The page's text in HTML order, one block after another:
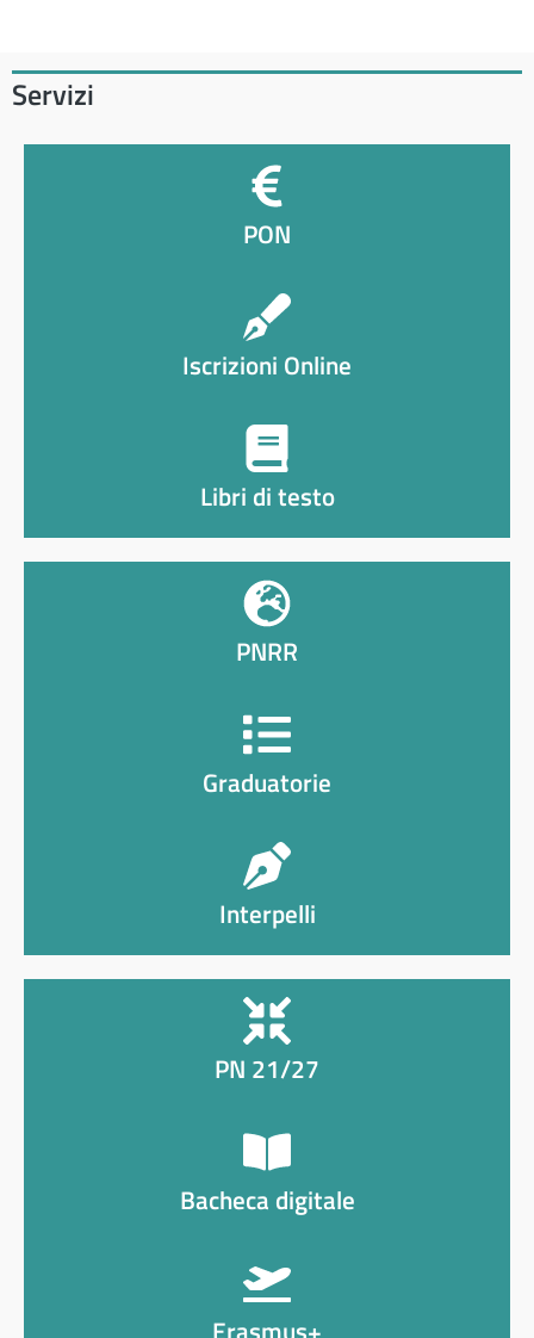
Servizi
PON
Iscrizioni Online
Libri di testo
PNRR
Graduatorie
Interpelli
PN 21/27
Bacheca digitale